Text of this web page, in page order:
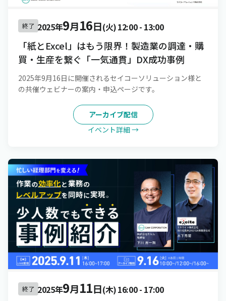
終了 2025年9月16日(火)12:00- 13:00
「紙とExcel」はもう限界！製造業の調達・購
買・生産を繋ぐ「一気通貫」DX成功事例
2025年9月16日に開催されるセイコーソリューション様と
の共催ウェビナーの案内・申込ページです。
アーカイブ配信
イベント詳細 →
終了 2025年9月11日(木)16:00- 17:00